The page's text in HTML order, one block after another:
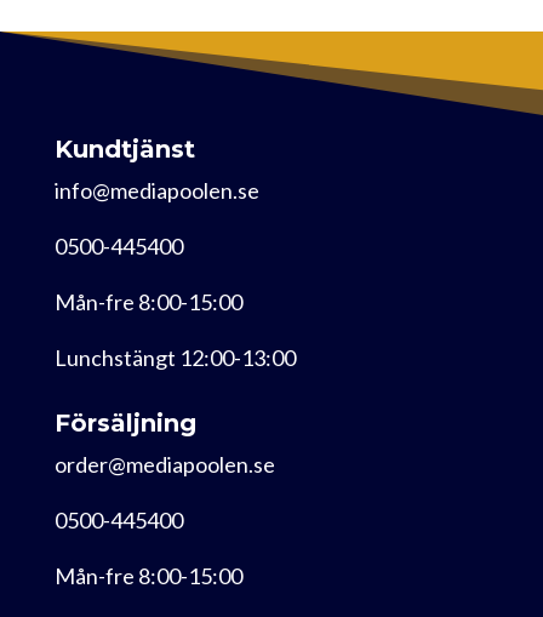
Kundtjänst
info@mediapoolen.se
0500-445400
Mån-fre 8:00-15:00
Lunchstängt 12:00-13:00
Försäljning
order@mediapoolen.se
0500-445400
Mån-fre 8:00-15:00